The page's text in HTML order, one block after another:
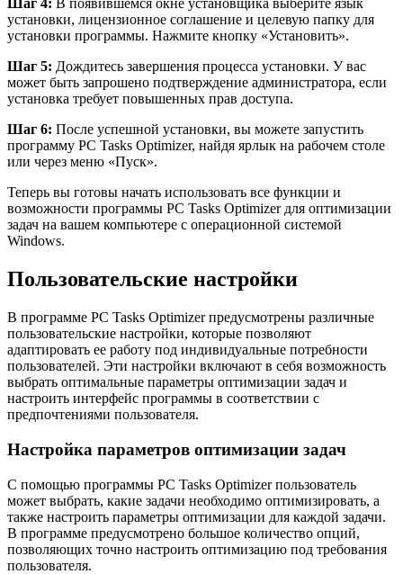
Шаг 4: В появившемся окне установщика выберите язык
установки, лицензионное соглашение и целевую папку для
установки программы. Нажмите кнопку «Установить».
Шаг 5: Дождитесь завершения процесса установки. У вас
может быть запрошено подтверждение администратора, если
установка требует повышенных прав доступа.
Шаг 6: После успешной установки, вы можете запустить
программу PC Tasks Optimizer, найдя ярлык на рабочем столе
или через меню «Пуск».
Теперь вы готовы начать использовать все функции и
возможности программы PC Tasks Optimizer для оптимизации
задач на вашем компьютере с операционной системой
Windows.
Пользовательские настройки
В программе PC Tasks Optimizer предусмотрены различные
пользовательские настройки, которые позволяют
адаптировать ее работу под индивидуальные потребности
пользователей. Эти настройки включают в себя возможность
выбрать оптимальные параметры оптимизации задач и
настроить интерфейс программы в соответствии с
предпочтениями пользователя.
Настройка параметров оптимизации задач
С помощью программы PC Tasks Optimizer пользователь
может выбрать, какие задачи необходимо оптимизировать, а
также настроить параметры оптимизации для каждой задачи.
В программе предусмотрено большое количество опций,
позволяющих точно настроить оптимизацию под требования
пользователя.